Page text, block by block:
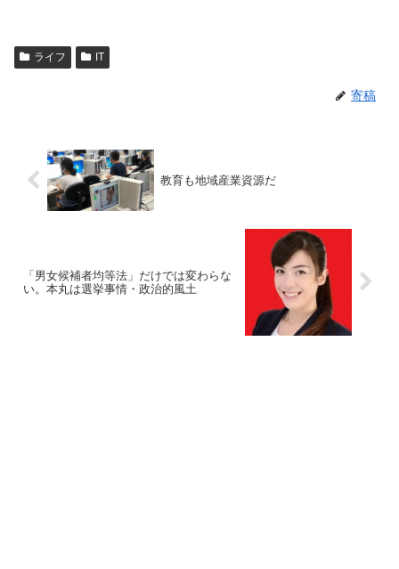
ライフ IT
寄稿
教育も地域産業資源だ
「男女候補者均等法」だけでは変わらな
い。本丸は選挙事情・政治的風土